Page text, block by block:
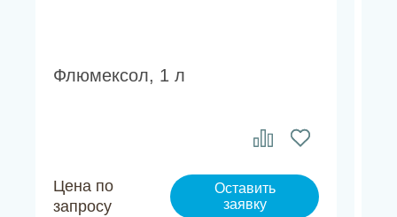
Флюмексол, 1 л
Цена по
запросу
Оставить
заявку